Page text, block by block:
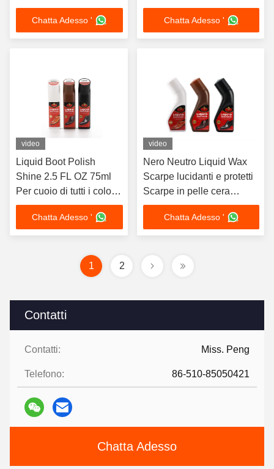
Contatti
Contatti: Miss. Peng
Telefono: 86-510-85050421
Chatta Adesso
con ordinazione minima
di 3000 OEM ODM
Chatta Adesso '
nuova vita marca
personalizzazione
Chatta Adesso '
video
Liquid Boot Polish
Shine 2.5 FL OZ 75ml
Per cuoio di tutti i colori
Liquid Shoe Cleaner
Chatta Adesso '
video
Nero Neutro Liquid Wax
Scarpe lucidanti e protetti
Scarpe in pelle cera
marrone
Chatta Adesso '
1 2